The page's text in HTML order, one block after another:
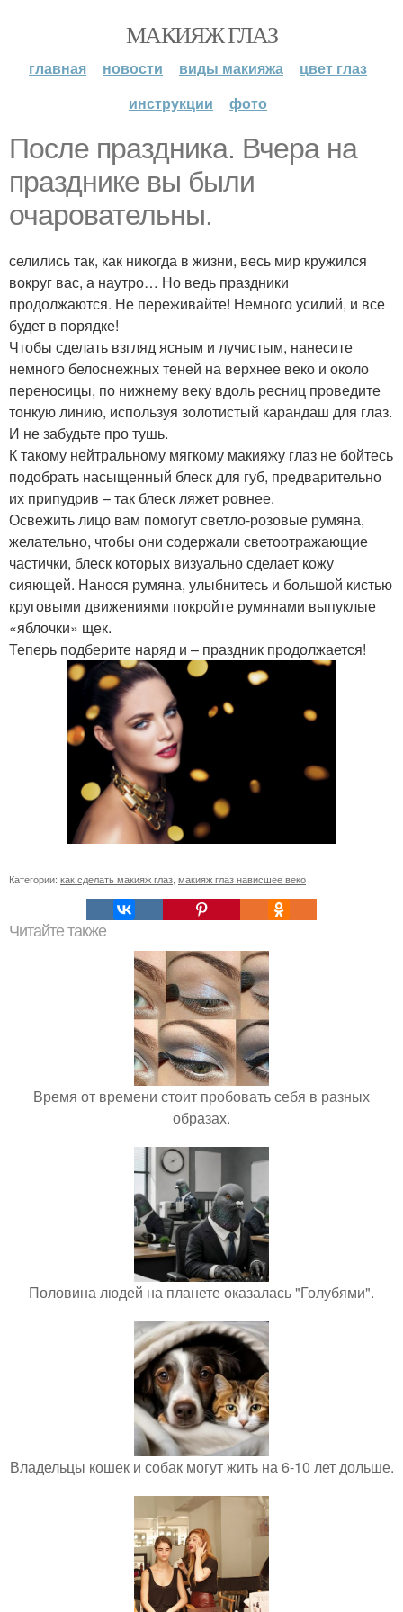
МАКИЯЖ ГЛАЗ
главная новости виды макияжа
цвет глаз
инструкции
фото
После праздника. Вчера на
празднике вы были
очаровательны.
селились так, как никогда в жизни, весь мир кружился
вокруг вас, а наутро… Но ведь праздники
продолжаются. Не переживайте! Немного усилий, и все
будет в порядке!
Чтобы сделать взгляд ясным и лучистым, нанесите
немного белоснежных теней на верхнее веко и около
переносицы, по нижнему веку вдоль ресниц проведите
тонкую линию, используя золотистый карандаш для глаз.
И не забудьте про тушь.
К такому нейтральному мягкому макияжу глаз не бойтесь
подобрать насыщенный блеск для губ, предварительно
их припудрив – так блеск ляжет ровнее.
Освежить лицо вам помогут светло-розовые румяна,
желательно, чтобы они содержали светоотражающие
частички, блеск которых визуально сделает кожу
сияющей. Нанося румяна, улыбнитесь и большой кистью
круговыми движениями покройте румянами выпуклые
«яблочки» щек.
Теперь подберите наряд и – праздник продолжается!
Категории: как сделать макияж глаз макияж глаз нависшее веко
Читайте также
Время от времени стоит пробовать себя в разных
образах.
Половина людей на планете оказалась "Голубями".
Владельцы кошек и собак могут жить на 6-10 лет дольше.